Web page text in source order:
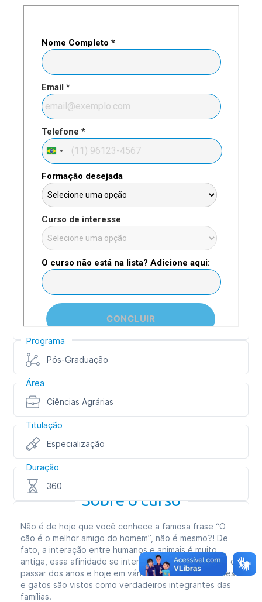
Programa
Pós-Graduação
Área
Ciências Agrárias
Titulação
Especialização
Duração
360
Sobre o curso
Não é de hoje que você conhece a famosa frase “O
cão é o melhor amigo do homem”, não é mesmo?! De
fato, a interação entre humanos e animais é muito
antiga, essa afinidade se intensificou ainda mais com o
passar dos anos e hoje em vários lares brasileiros cães
e gatos são vistos como verdadeiros integrantes das
famílias.